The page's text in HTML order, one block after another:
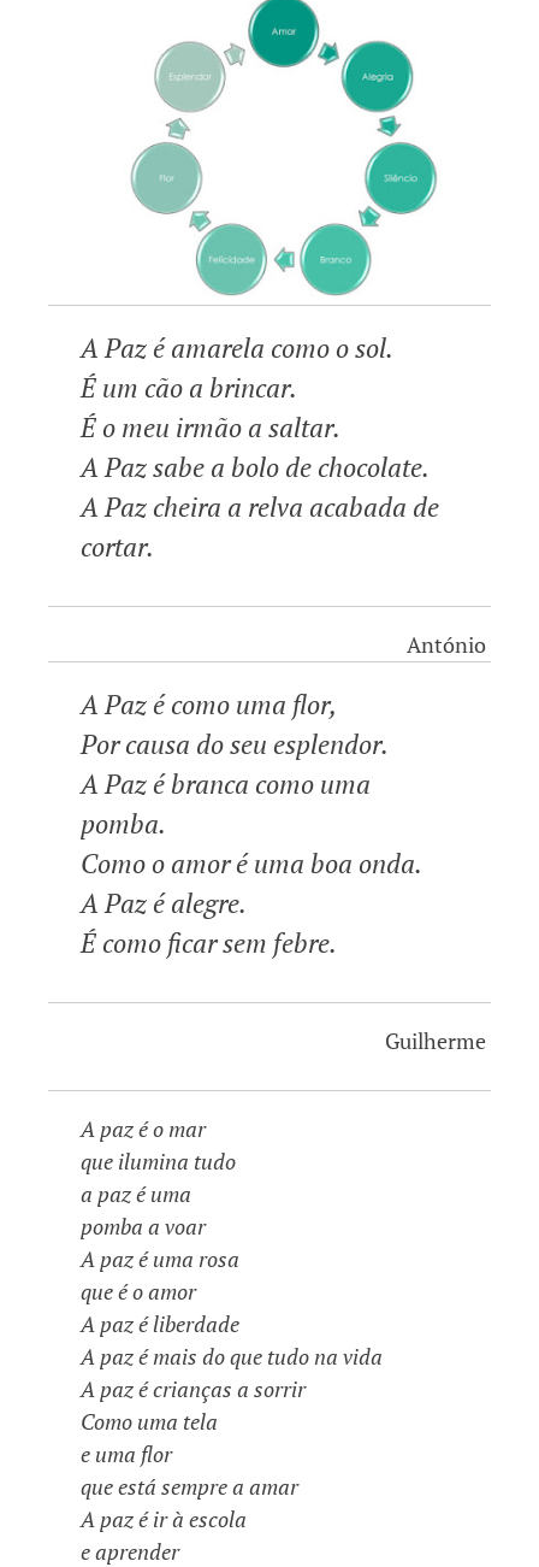
A Paz é amarela como o sol.
É um cão a brincar.
É o meu irmão a saltar.
A Paz sabe a bolo de chocolate.
A Paz cheira a relva acabada de
cortar.
António
A Paz é como uma flor,
Por causa do seu esplendor.
A Paz é branca como uma
pomba.
Como o amor é uma boa onda.
A Paz é alegre.
É como ficar sem febre.
Guilherme
A paz é o mar
que ilumina tudo
a paz é uma
pomba a voar
A paz é uma rosa
que é o amor
A paz é liberdade
A paz é mais do que tudo na vida
A paz é crianças a sorrir
Como uma tela
e uma flor
que está sempre a amar
A paz é ir à escola
e aprender